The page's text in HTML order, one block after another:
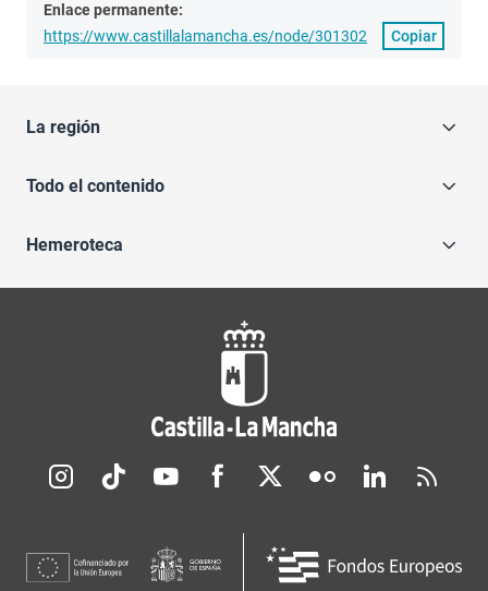
Enlace permanente:
https://www.castillalamancha.es/node/301302
Copiar
La región
Todo el contenido
Hemeroteca
Redes sociales JCCM